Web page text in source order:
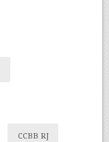
CCBB RJ